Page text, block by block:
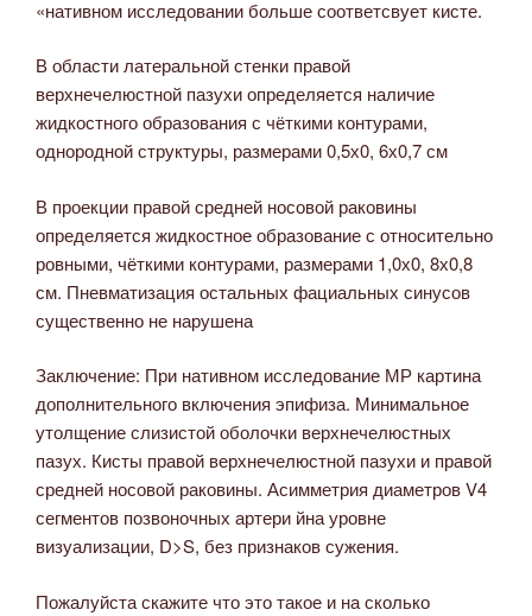
«нативном исследовании больше соответсвует кисте.
В области латеральной стенки правой
верхнечелюстной пазухи определяется наличие
жидкостного образования с чёткими контурами,
однородной структуры, размерами 0,5х0, 6х0,7 см
В проекции правой средней носовой раковины
определяется жидкостное образование с относительно
ровными, чёткими контурами, размерами 1,0х0, 8х0,8
см. Пневматизация остальных фациальных синусов
существенно не нарушена
Заключение: При нативном исследование МР картина
дополнительного включения эпифиза. Минимальное
утолщение слизистой оболочки верхнечелюстных
пазух. Кисты правой верхнечелюстной пазухи и правой
средней носовой раковины. Асимметрия диаметров V4
сегментов позвоночных артери йна уровне
визуализации, D>S, без признаков сужения.
Пожалуйста скажите что это такое и на сколько